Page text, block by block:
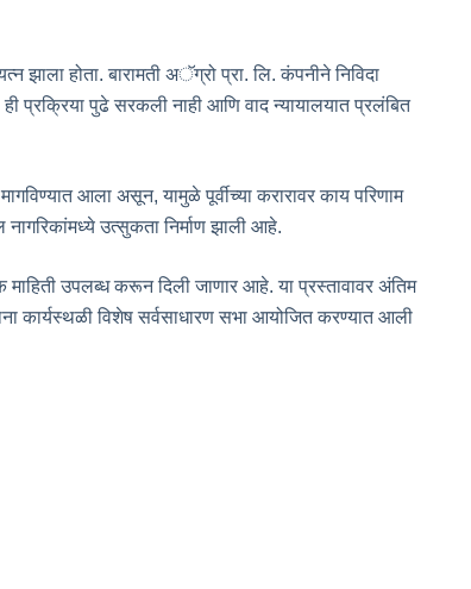
झाला होता. बारामती अॅग्रो प्रा. लि. कंपनीने निविदा
प्रक्रिया पुढे सरकली नाही आणि वाद न्यायालयात प्रलंबित
आला असून, यामुळे पूर्वीच्या करारावर काय परिणाम
उत्सुकता निर्माण झाली आहे.
माहिती उपलब्ध करून दिली जाणार आहे. या प्रस्तावावर अंतिम
कार्यस्थळी विशेष सर्वसाधारण सभा आयोजित करण्यात आली